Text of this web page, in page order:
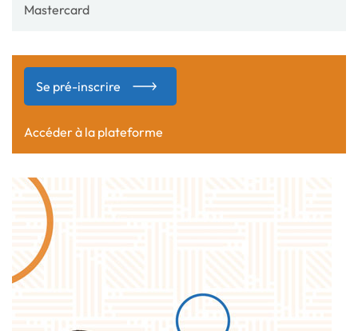
Mastercard
Se pré-inscrire
Accéder à la plateforme